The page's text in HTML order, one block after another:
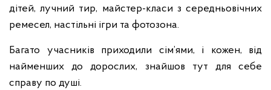
дітей, лучний тир, майстер-класи з середньовічних
ремесел, настільні ігри та фотозона.
Багато учасників приходили сім’ями, і кожен, від
найменших до дорослих, знайшов тут для себе
справу по душі.